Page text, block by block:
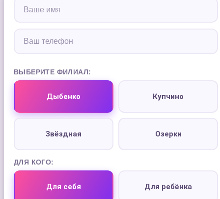
ВЫБЕРИТЕ ФИЛИАЛ:
Дыбенко Купчино
Звёздная Озерки
ДЛЯ КОГО:
Для себя Для ребёнка